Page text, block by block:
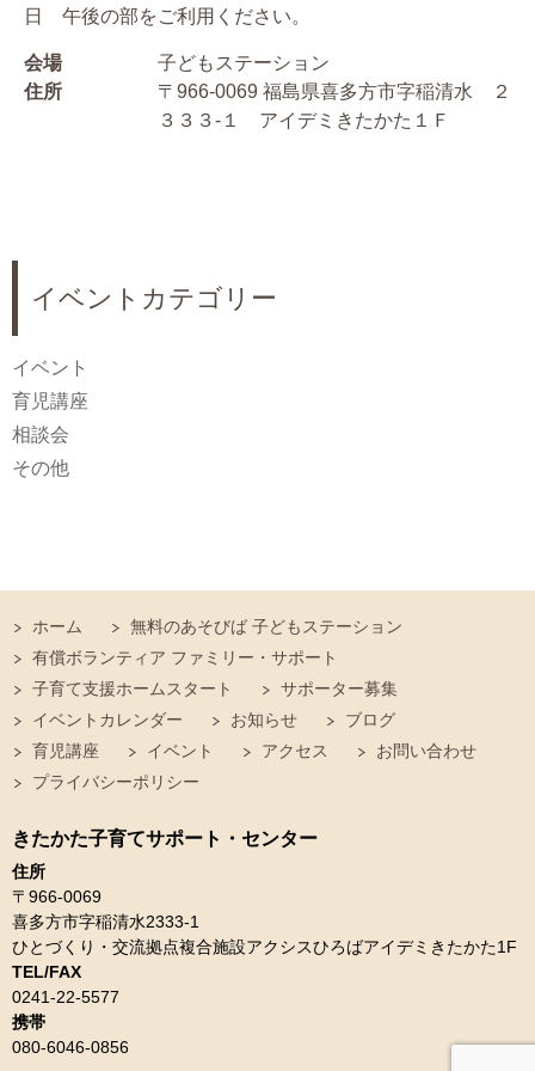
日 午後の部をご利用ください。
会場
子どもステーション
住所
〒966-0069 福島県喜多方市字稲清水 ２
３３３-１ アイデミきたかた１Ｆ
イベントカテゴリー
イベント
育児講座
相談会
その他
ホーム
無料のあそびば 子どもステーション
有償ボランティア ファミリー・サポート
子育て支援ホームスタート
サポーター募集
イベントカレンダー
お知らせ
ブログ
育児講座
イベント アクセス
お問い合わせ
プライバシーポリシー
きたかた子育てサポート・センター
住所
〒966-0069
喜多方市字稲清水2333-1
ひとづくり・交流拠点複合施設アクシスひろばアイデミきたかた1F
TEL/FAX
0241-22-5577
携帯
080-6046-0856